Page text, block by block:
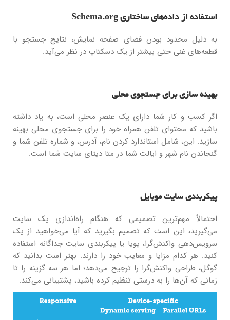
استفاده از داده‌های ساختاری Schema.org
به دلیل محدود بودن فضای صفحه نمایش، نتایج جستجو با
قطعه‌های غنی حتی بیشتر از یک دسکتاپ در نظر می‌آید.
بهینه سازی برای جستجوی محلی
اگر کسب و کار شما دارای یک عنصر محلی است، به یاد داشته
باشید که محتوای تلفن همراه خود را برای جستجوی محلی بهینه
سازید. این، شامل استاندارد کردن نام، آدرس، و شماره تلفن شما و
گنجاندن نام شهر و ایالت شما در متا دیتای سایت شما است.
پیکربندی سایت موبایل
احتمالاً مهم‌ترین تصمیمی که هنگام راه‌اندازی یک سایت
می‌گیرید، این است که تصمیم بگیرید که آیا می‌خواهید از یک
سرویس‌دهی واکنش‌گرا، پویا یا پیکربندی سایت جداگانه استفاده
کنید. هر کدام مزایا و معایب خود را دارند. بهتر است بدانید که
گوگل، طراحی واکنش‌گرا را ترجیح می‌دهد؛ اما هر سه گزینه را تا
زمانی که آن‌ها را به درستی تنظیم کرده باشید، پشتیبانی می‌کند.